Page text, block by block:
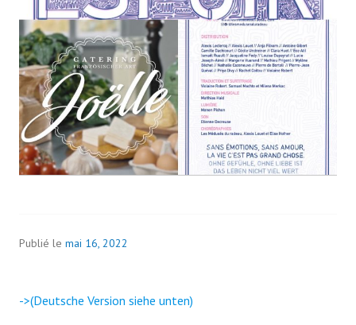
Publié le mai 16, 2022
->(Deutsche Version siehe unten)